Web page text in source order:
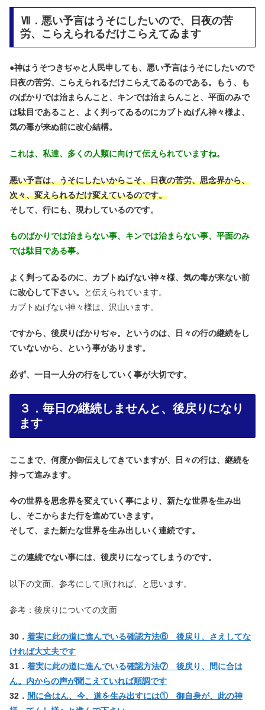
Ⅶ．悪い予言はうそにしたいので、日夜の苦
労、こらえられるだけこらえてゐます
●神はうそつきぢゃと人民申しても、悪い予言はうそにしたいので
日夜の苦労、こらえられるだけこらえてゐるのである。もう、も
のばかりでは治まらんこと、キンでは治まらんこと、平面のみで
は駄目であること、よく判ってゐるのにカブトぬげん神々様よ、
気の毒が来ぬ前に改心結構。
これは、私達、多くの人類に向けて伝えられていますね。
悪い予言は、うそにしたいからこそ、日夜の苦労、思念界から、
次々、変えられるだけ変えているのです。
そして、行にも、現わしているのです。
ものばかりでは治まらない事、キンでは治まらない事、平面のみ
では駄目である事。
よく判ってゐるのに、カブトぬげない神々様、気の毒が来ない前
に改心して下さい。
と伝えられています。
カブトぬげない神々様は、沢山います。
ですから、後戻りばかりぢゃ。というのは、日々の行の継続をし
ていないから、という事があります。
必ず、一日一人分の行をしていく事が大切です。
３．毎日の継続しませんと、後戻りになり
ます
ここまで、何度か御伝えしてきていますが、日々の行は、継続を
持って進みます。
今の世界を思念界を変えていく事により、新たな世界を生み出
し、そこからまた行を進めていきます。
そして、また新たな世界を生み出しいく連続です。
この連続でない事には、後戻りになってしまうのです。
以下の文面、参考にして頂ければ、と思います。
参考：後戻りについての文面
30． 着実に此の道に進んでいる確認方法⑥ 後戻り、さえしてな
ければ大丈夫です
31． 着実に此の道に進んでいる確認方法⑦ 後戻り、間に合は
ん。内からの声が聞こえていれば順調です
32． 間に合はん、今、道を生み出すには① 御自身が、此の神